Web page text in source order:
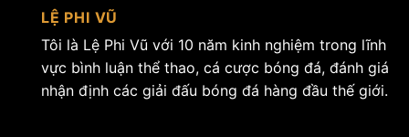
LỆ PHI VŨ
Tôi là Lệ Phi Vũ với 10 năm kinh nghiệm trong lĩnh
vực bình luận thể thao, cá cược bóng đá, đánh giá
nhận định các giải đấu bóng đá hàng đầu thế giới.